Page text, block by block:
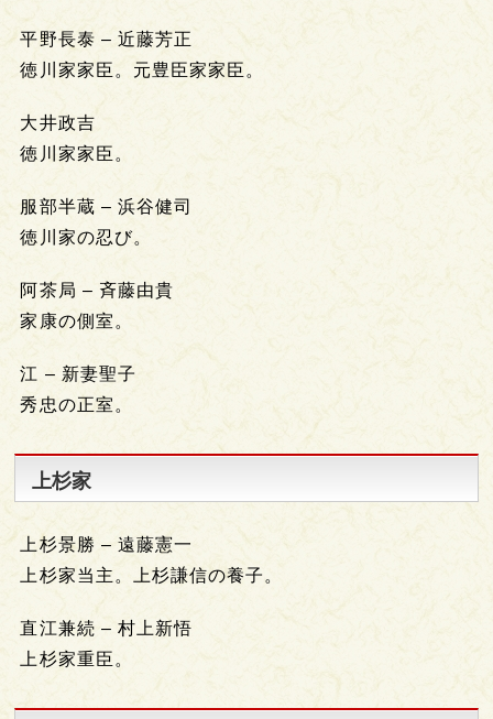
平野長泰 – 近藤芳正
徳川家家臣。元豊臣家家臣。
大井政吉
徳川家家臣。
服部半蔵 – 浜谷健司
徳川家の忍び。
阿茶局 – 斉藤由貴
家康の側室。
江 – 新妻聖子
秀忠の正室。
上杉家
上杉景勝 – 遠藤憲一
上杉家当主。上杉謙信の養子。
直江兼続 – 村上新悟
上杉家重臣。